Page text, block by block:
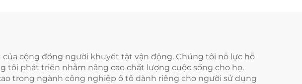
cộng đồng người khuyết tật vận động. Chúng tôi nỗ lực hỗ
tôi phát triển nhằm nâng cao chất lượng cuộc sống cho họ.
trong ngành công nghiệp ô tô dành riêng cho người sử dụng